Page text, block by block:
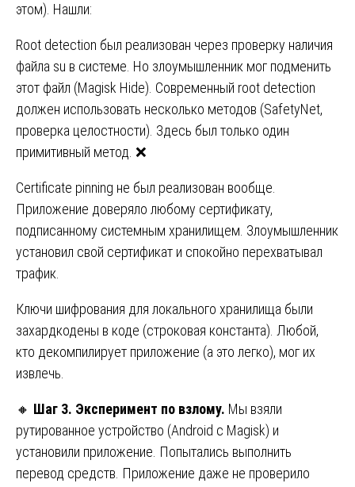
этом). Нашли:
Root detection был реализован через проверку наличия
файла su в системе. Но злоумышленник мог подменить
этот файл (Magisk Hide). Современный root detection
должен использовать несколько методов (SafetyNet,
проверка целостности). Здесь был только один
примитивный метод. ❌
Certificate pinning не был реализован вообще.
Приложение доверяло любому сертификату,
подписанному системным хранилищем. Злоумышленник
установил свой сертификат и спокойно перехватывал
трафик.
Ключи шифрования для локального хранилища были
захардкодены в коде (строковая константа). Любой,
кто декомпилирует приложение (а это легко), мог их
извлечь.
🔸 Шаг 3. Эксперимент по взлому. Мы взяли
рутированное устройство (Android с Magisk) и
установили приложение. Попытались выполнить
перевод средств. Приложение даже не проверило